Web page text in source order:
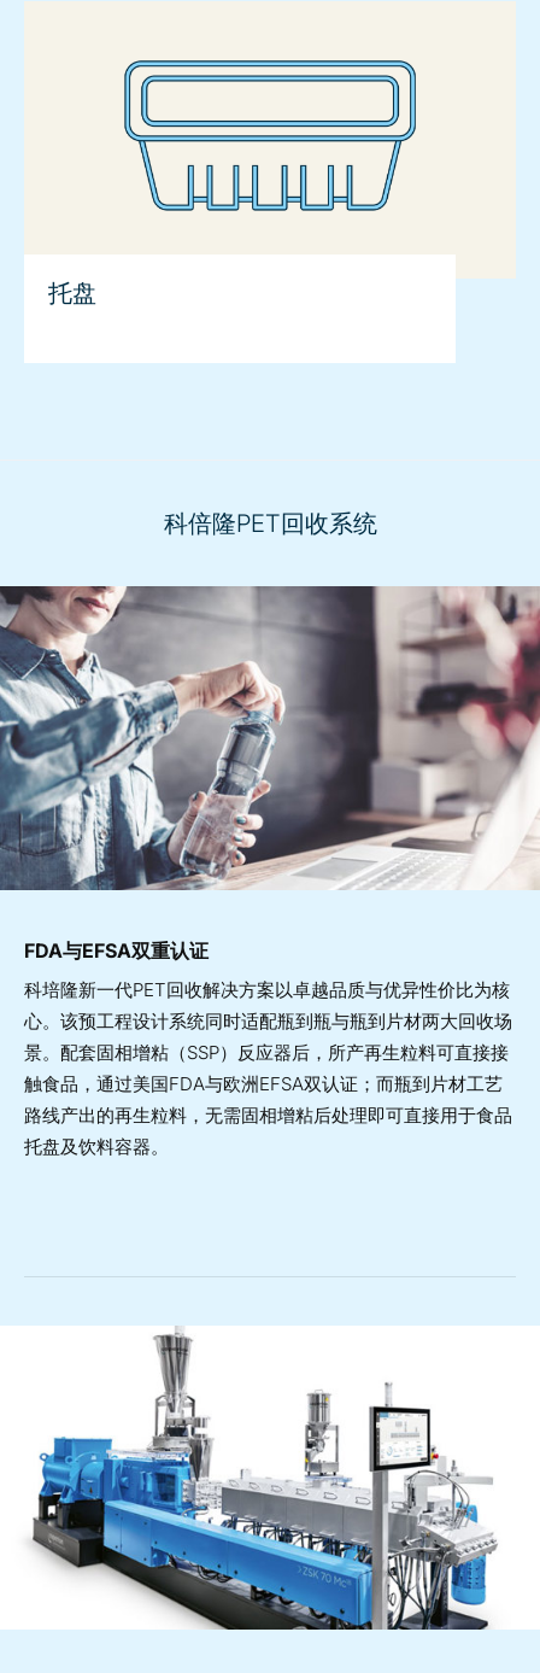
托盘
科倍隆PET回收系统
FDA与EFSA双重认证
科培隆新一代PET回收解决方案以卓越品质与优异性价比为核
心。该预工程设计系统同时适配瓶到瓶与瓶到片材两大回收场
景。配套固相增粘（SSP）反应器后，所产再生粒料可直接接
触食品，通过美国FDA与欧洲EFSA双认证；而瓶到片材工艺
路线产出的再生粒料，无需固相增粘后处理即可直接用于食品
托盘及饮料容器。